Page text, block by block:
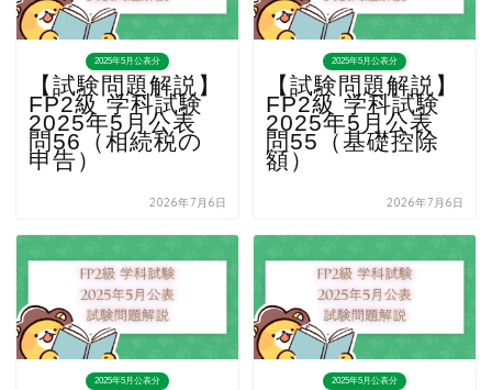
2025年5月公表分
【試験問題解説】
FP2級 学科試験
2025年5月公表
問56（相続税の
申告）
2026年7月6日
2025年5月公表分
【試験問題解説】
FP2級 学科試験
2025年5月公表
問55（基礎控除
額）
2026年7月6日
2025年5月公表分 2025年5月公表分